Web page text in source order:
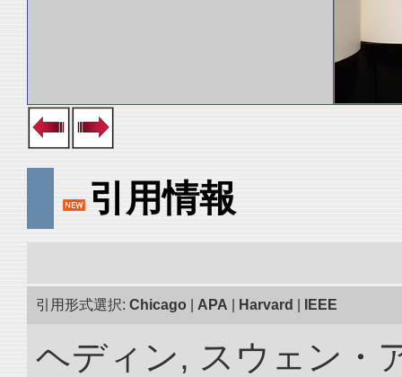
引用情報
引用形式選択: Chicago APA Harvard IEEE
ヘディン, スウェン・